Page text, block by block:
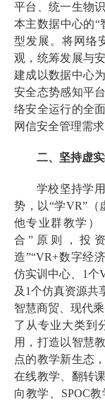
平台、统一生物
本主数据中心的“
型发展。将网络
观，统筹发展与
建成以数据中心
安全态势感知平
络安全运行的全
网信安全管理需
二、坚持虚
学校坚持学
势，以“学VR”（
他专业群教学）
合”原则，投
造”“VR+数字经
仿实训中心、1个
及1个仿真资源共
智慧商贸、现代
了从专业大类到
用，打造以智慧
点的教学新生态
在线教学、翻转
向教学、SPOC